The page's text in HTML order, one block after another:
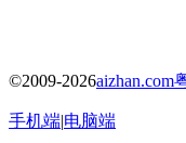
©2009-2026aizhan.com
手机端|电脑端